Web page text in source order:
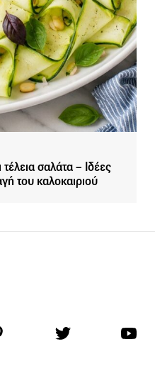
σαλάτα – Ιδέες
του καλοκαιριού